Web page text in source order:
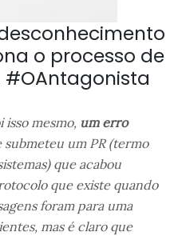
o processo de
#OAntagonista
isso mesmo, um erro
submeteu um PR (termo
que acabou
que existe quando
foram para uma
mas é claro que